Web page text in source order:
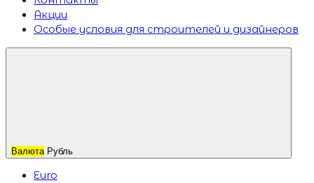
Акции
Особые условия для строителей и дизайнеров
Валюта Рубль
Euro